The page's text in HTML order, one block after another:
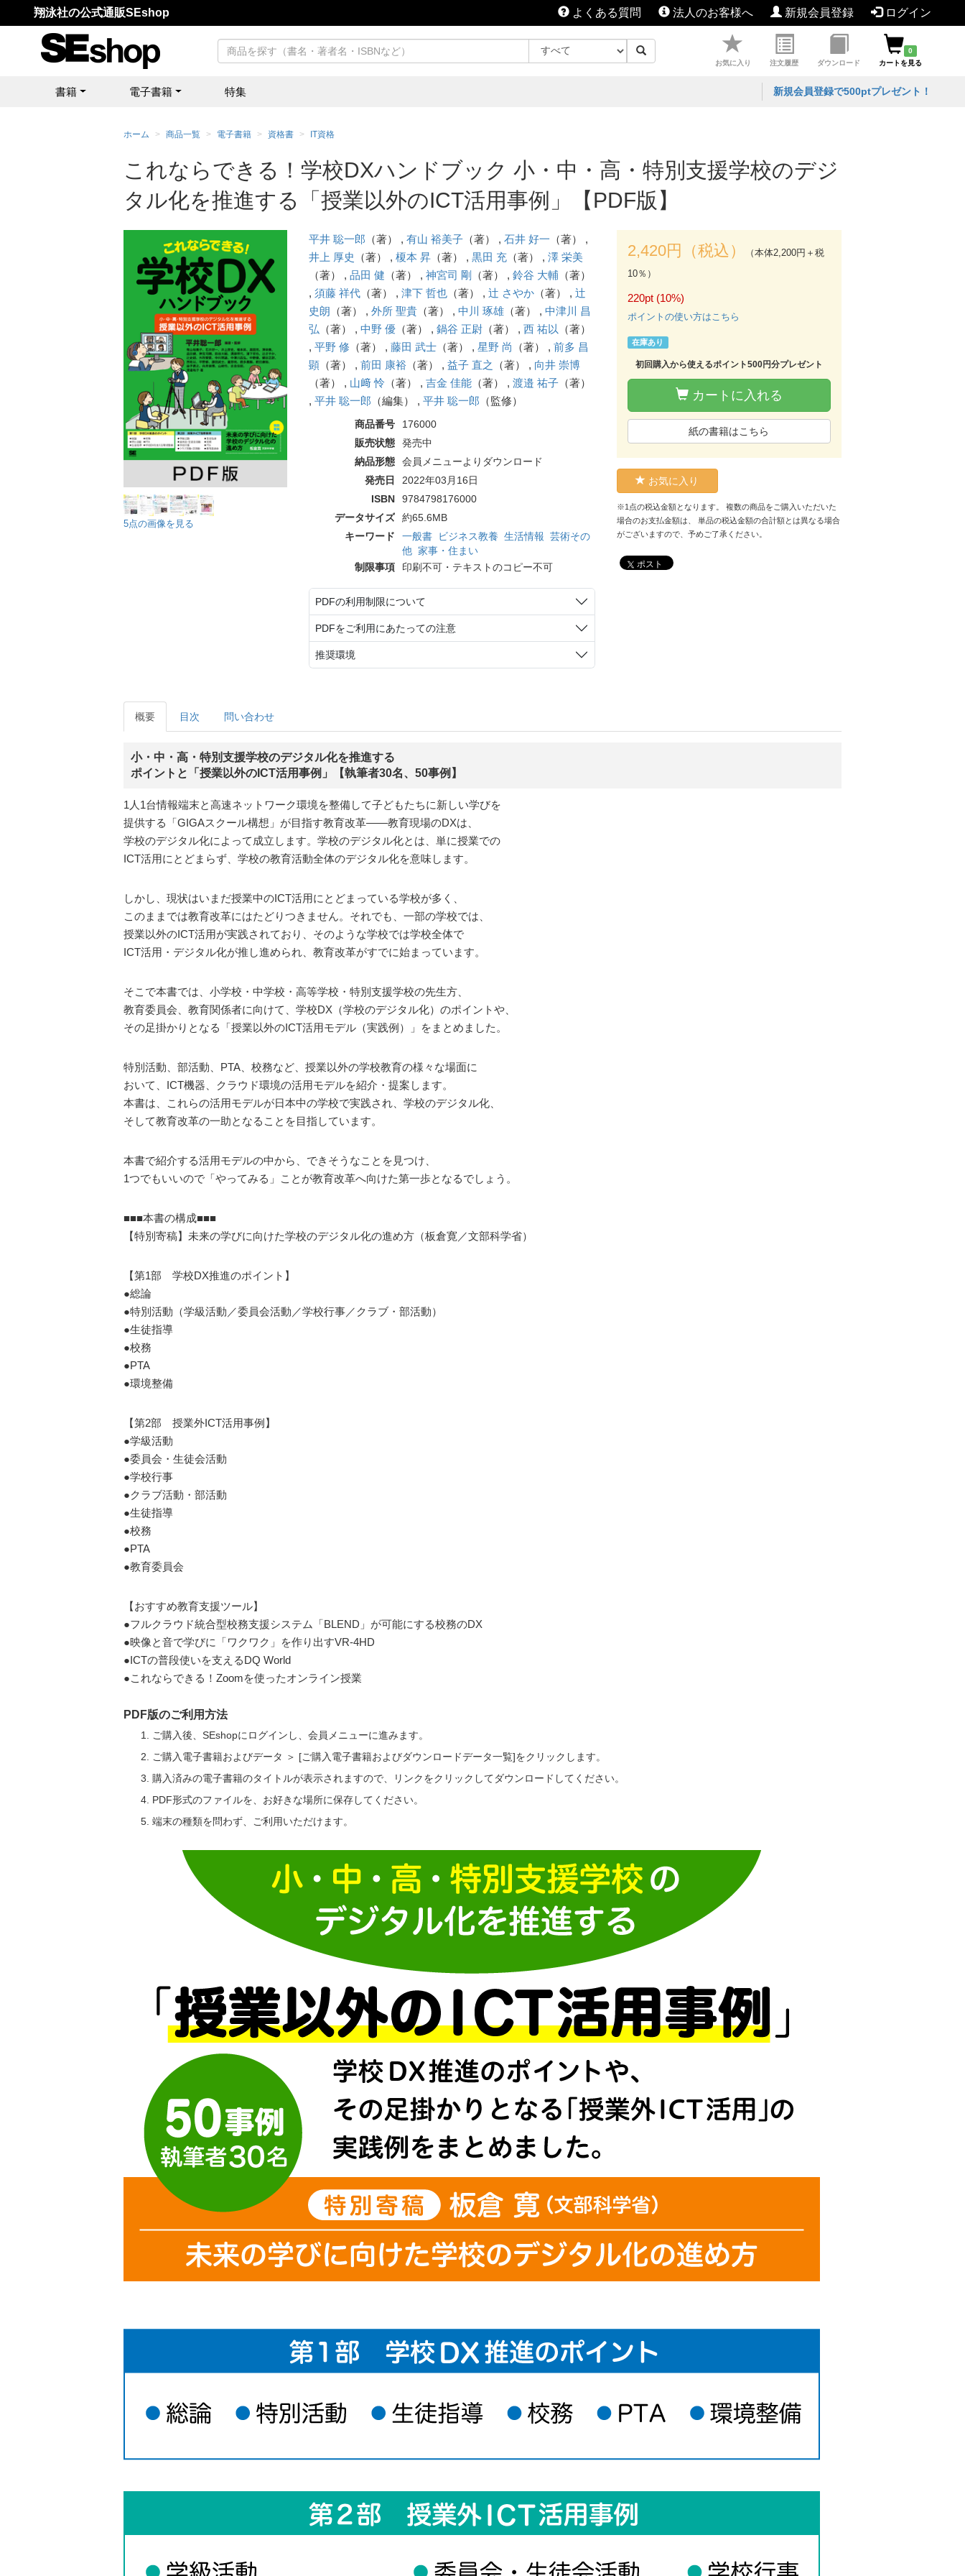
翔泳社の公式通販SEshop よくある質問 法人のお客様へ 新規会員登録 ログイン
お気に入り 注文履歴 ダウンロード
0
カートを見る
書籍 電子書籍 特集 新規会員登録で500ptプレゼント！
ホーム 商品一覧 電子書籍 資格書 IT資格
これならできる！学校DXハンドブック 小・中・高・特別支援学校のデジ
タル化を推進する「授業以外のICT活用事例」【PDF版】
5点の画像を見る
平井 聡一郎 （著） , 有山 裕美子（著） , 石井 好一 （著） ,
井上 厚史 （著） , 榎本 昇（著） , 黒田 充（著） , 澤 栄美
（著） , 品田 健 （著） , 神宮司 剛 （著） , 鈴谷 大輔（著）
, 須藤 祥代（著） , 津下 哲也（著） , 辻 さやか（著） , 辻
史朗 （著） , 外所 聖貴（著） , 中川 琢雄（著） , 中津川 昌
弘 （著） , 中野 優（著） , 鍋谷 正尉（著） , 西 祐以 （著）
, 平野 修 （著） , 藤田 武士（著） , 星野 尚 （著） , 前多 昌
顕（著） , 前田 康裕（著） , 益子 直之 （著） , 向井 崇博
（著） , 山﨑 怜（著） , 吉金 佳能（著） , 渡邉 祐子（著）
, 平井 聡一郎 （編集） , 平井 聡一郎 （監修）
商品番号
176000
販売状態
発売中
納品形態
会員メニューよりダウンロード
発売日
2022年03月16日
ISBN
9784798176000
データサイズ
約65.6MB
キーワード
一般書 ビジネス教養 生活情報 芸術その
他 家事・住まい
制限事項
印刷不可・テキストのコピー不可
PDFの利用制限について
PDFをご利用にあたっての注意
推奨環境
2,420円（税込）
（本体2,200円＋税
10％）
220pt (10%)
ポイントの使い方はこちら
在庫あり
初回購入から使えるポイント500円分プレゼント
カートに入れる
紙の書籍はこちら
お気に入り
※1点の税込金額となります。 複数の商品をご購入いただいた
場合のお支払金額は、 単品の税込金額の合計額とは異なる場合
がございますので、予めご了承ください。
ポスト
概要 目次 問い合わせ
小・中・高・特別支援学校のデジタル化を推進する
ポイントと「授業以外のICT活用事例」【執筆者30名、50事例】
1人1台情報端末と高速ネットワーク環境を整備して子どもたちに新しい学びを
提供する「GIGAスクール構想」が目指す教育改革――教育現場のDXは、
学校のデジタル化によって成立します。学校のデジタル化とは、単に授業での
ICT活用にとどまらず、学校の教育活動全体のデジタル化を意味します。
しかし、現状はいまだ授業中のICT活用にとどまっている学校が多く、
このままでは教育改革にはたどりつきません。それでも、一部の学校では、
授業以外のICT活用が実践されており、そのような学校では学校全体で
ICT活用・デジタル化が推し進められ、教育改革がすでに始まっています。
そこで本書では、小学校・中学校・高等学校・特別支援学校の先生方、
教育委員会、教育関係者に向けて、学校DX（学校のデジタル化）のポイントや、
その足掛かりとなる「授業以外のICT活用モデル（実践例）」をまとめました。
特別活動、部活動、PTA、校務など、授業以外の学校教育の様々な場面に
おいて、ICT機器、クラウド環境の活用モデルを紹介・提案します。
本書は、これらの活用モデルが日本中の学校で実践され、学校のデジタル化、
そして教育改革の一助となることを目指しています。
本書で紹介する活用モデルの中から、できそうなことを見つけ、
1つでもいいので「やってみる」ことが教育改革へ向けた第一歩となるでしょう。
■■■本書の構成■■■
【特別寄稿】未来の学びに向けた学校のデジタル化の進め方（板倉寛／文部科学省）
【第1部 学校DX推進のポイント】
●総論
●特別活動（学級活動／委員会活動／学校行事／クラブ・部活動）
●生徒指導
●校務
●PTA
●環境整備
【第2部 授業外ICT活用事例】
●学級活動
●委員会・生徒会活動
●学校行事
●クラブ活動・部活動
●生徒指導
●校務
●PTA
●教育委員会
【おすすめ教育支援ツール】
●フルクラウド統合型校務支援システム「BLEND」が可能にする校務のDX
●映像と音で学びに「ワクワク」を作り出すVR-4HD
●ICTの普段使いを支えるDQ World
●これならできる！Zoomを使ったオンライン授業
PDF版のご利用方法
ご購入後、SEshopにログインし、会員メニューに進みます。
ご購入電子書籍およびデータ ＞ [ご購入電子書籍およびダウンロードデータ一覧]をクリックします。
購入済みの電子書籍のタイトルが表示されますので、リンクをクリックしてダウンロードしてください。
PDF形式のファイルを、お好きな場所に保存してください。
端末の種類を問わず、ご利用いただけます。